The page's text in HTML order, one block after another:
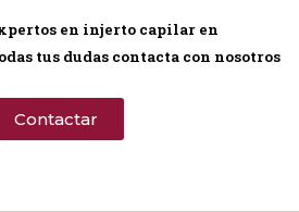
en injerto capilar en
tus dudas contacta con nosotros
Contactar